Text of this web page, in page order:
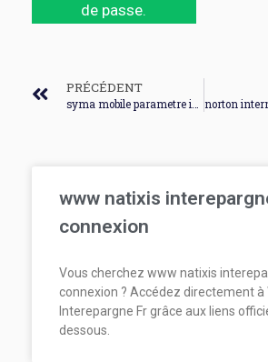
de passe.
PRÉCÉDENT
www natixis
connexion
Vous cherchez www natixis
connexion ? Accédez directement à
Interepargne Fr grâce aux liens
dessous.